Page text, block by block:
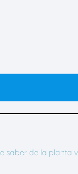
saber de la planta